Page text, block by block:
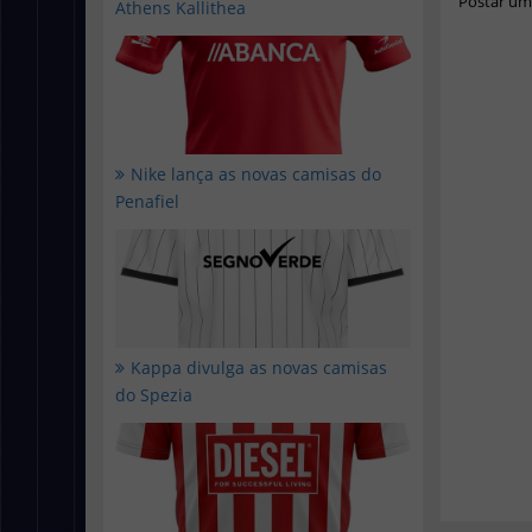
Athens Kallithea
Nike lança as novas camisas do
Penafiel
Kappa divulga as novas camisas
do Spezia